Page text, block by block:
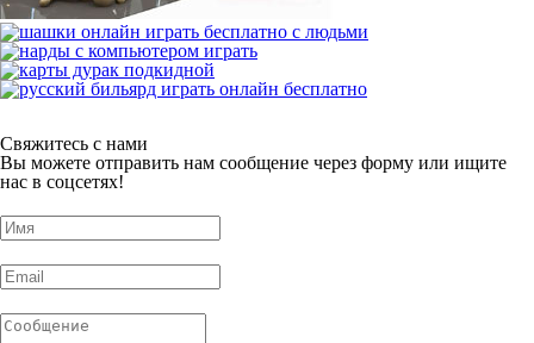
Свяжитесь с нами
Вы можете отправить нам сообщение через форму или ищите
нас в соцсетях!